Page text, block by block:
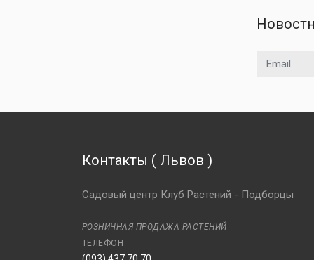
Email адрес
Контакты ( Львов )
Садовый центр Клуб Растений - Подборцы
РОЗНИЧНАЯ ПРОДАЖА РАСТЕНИЙ
ТЕЛЕФОН